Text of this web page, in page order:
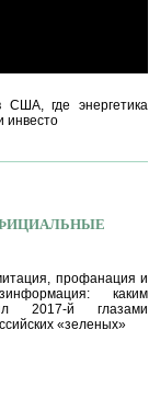
где энергетика
инвесто
профанация и
каким
2017-й глазами
«зеленых»